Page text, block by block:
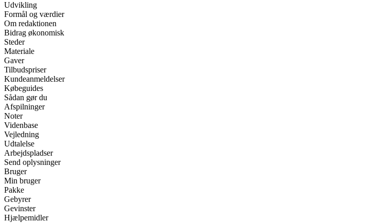
Udvikling
Formål og værdier
Om redaktionen
Bidrag økonomisk
Steder
Materiale
Gaver
Tilbudspriser
Kundeanmeldelser
Købeguides
Sådan gør du
Afspilninger
Noter
Videnbase
Vejledning
Udtalelse
Arbejdspladser
Send oplysninger
Bruger
Min bruger
Pakke
Gebyrer
Gevinster
Hjælpemidler